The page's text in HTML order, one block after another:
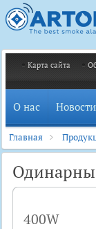
Карта сайта
О нас Новости
Главная
400W